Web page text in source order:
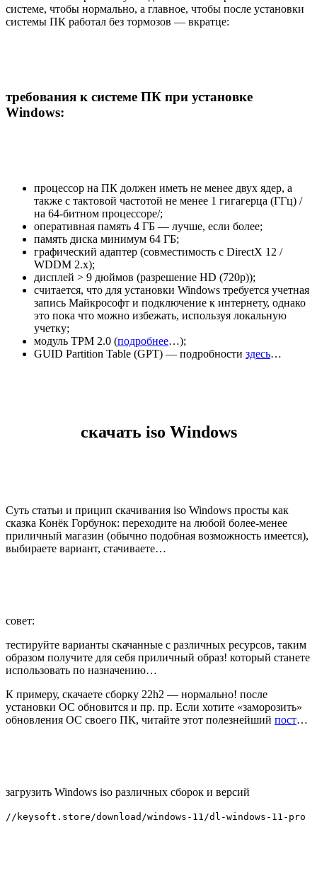
системе, чтобы нормально, а главное, чтобы после установки
системы ПК работал без тормозов — вкратце:
требования к системе ПК при установке
Windows:
процессор на ПК должен иметь не менее двух ядер, а
также с тактовой частотой не менее 1 гигагерца (ГГц) /
на 64-битном процессоре/;
оперативная память 4 ГБ — лучше, если более;
память диска минимум 64 ГБ;
графический адаптер (совместимость с DirectX 12 /
WDDM 2.x);
дисплей > 9 дюймов (разрешение HD (720p));
считается, что для установки Windows требуется учетная
запись Майкрософт и подключение к интернету, однако
это пока что можно избежать, используя локальную
учетку;
модуль TPM 2.0 (подробнее…);
GUID Partition Table (GPT) — подробности здесь…
скачать iso Windows
Суть статьи и прицип скачивания iso Windows просты как
сказка Конёк Горбунок: переходите на любой более-менее
приличный магазин (обычно подобная возможность имеется),
выбираете вариант, стачиваете…
совет:
тестируйте варианты скачанные с различных ресурсов, таким
образом получите для себя приличный образ! который станете
использовать по назначению…
К примеру, скачаете сборку 22h2 — нормально! после
установки ОС обновится и пр. пр. Если хотите «заморозить»
обновления ОС своего ПК, читайте этот полезнейший пост…
загрузить Windows iso различных сборок и версий
//keysoft.store/download/windows-11/dl-windows-11-pro